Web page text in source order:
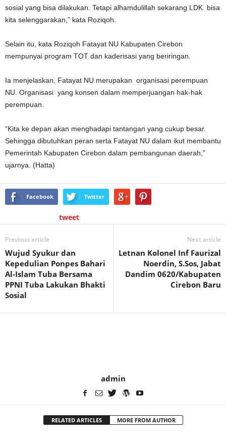
sosial yang bisa dilakukan. Tetapi alhamdulillah sekarang LDK bisa
kita selenggarakan,” kata Roziqoh.
Selain itu, kata Roziqoh Fatayat NU Kabupaten Cirebon
mempunyai program TOT dan kaderisasi yang beriringan.
Ia menjelaskan, Fatayat NU merupakan organisasi perempuan
NU. Organisasi yang konsen dalam memperjuangan hak-hak
perempuan.
“Kita ke depan akan menghadapi tantangan yang cukup besar.
Sehingga dibutuhkan peran serta Fatayat NU dalam ikut membantu
Pemerintah Kabupaten Cirebon dalam pembangunan daerah,”
ujarnya. (Hatta)
Facebook Twitter
tweet
Previous article
Wujud Syukur dan
Kepedulian Ponpes Bahari
Al-Islam Tuba Bersama
PPNI Tuba Lakukan Bhakti
Sosial
Next article
Letnan Kolonel Inf Faurizal
Noerdin, S.Sos, Jabat
Dandim 0620/Kabupaten
Cirebon Baru
admin
RELATED ARTICLES MORE FROM AUTHOR